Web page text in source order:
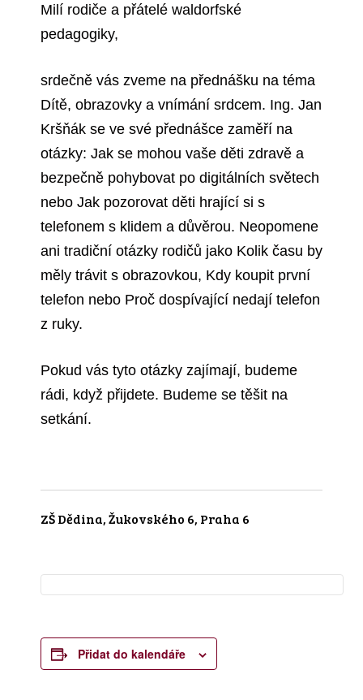
Milí rodiče a přátelé waldorfské
pedagogiky,
srdečně vás zveme na přednášku na téma
Dítě, obrazovky a vnímání srdcem. Ing. Jan
Kršňák se ve své přednášce zaměří na
otázky: Jak se mohou vaše děti zdravě a
bezpečně pohybovat po digitálních světech
nebo Jak pozorovat děti hrající si s
telefonem s klidem a důvěrou. Neopomene
ani tradiční otázky rodičů jako Kolik času by
měly trávit s obrazovkou, Kdy koupit první
telefon nebo Proč dospívající nedají telefon
z ruky.
Pokud vás tyto otázky zajímají, budeme
rádi, když přijdete. Budeme se těšit na
setkání.
ZŠ Dědina, Žukovského 6, Praha 6
Přidat do kalendáře